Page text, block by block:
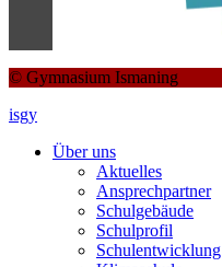
© Gymnasium Ismaning
isgy
Über uns
Aktuelles
Ansprechpartner
Schulgebäude
Schulprofil
Schulentwicklung